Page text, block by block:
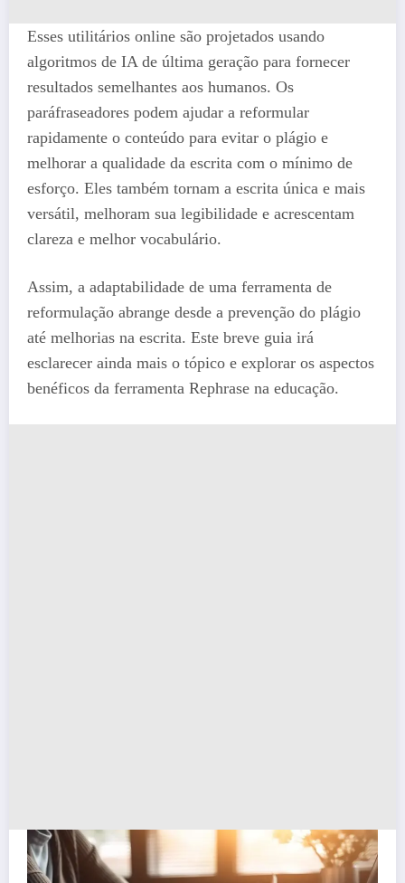
Esses utilitários online são projetados usando
algoritmos de IA de última geração para fornecer
resultados semelhantes aos humanos. Os
paráfraseadores podem ajudar a reformular
rapidamente o conteúdo para evitar o plágio e
melhorar a qualidade da escrita com o mínimo de
esforço. Eles também tornam a escrita única e mais
versátil, melhoram sua legibilidade e acrescentam
clareza e melhor vocabulário.
Assim, a adaptabilidade de uma ferramenta de
reformulação abrange desde a prevenção do plágio
até melhorias na escrita. Este breve guia irá
esclarecer ainda mais o tópico e explorar os aspectos
benéficos da ferramenta Rephrase na educação.